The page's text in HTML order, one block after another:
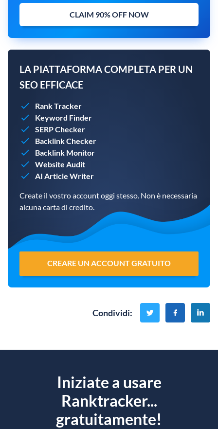
CLAIM 90% OFF NOW
LA PIATTAFORMA COMPLETA PER UN
SEO EFFICACE
Rank Tracker
Keyword Finder
SERP Checker
Backlink Checker
Backlink Monitor
Website Audit
AI Article Writer
Create il vostro account oggi stesso. Non è necessaria
alcuna carta di credito.
CREARE UN ACCOUNT GRATUITO
Condividi:
Iniziate a usare
Ranktracker...
gratuitamente!